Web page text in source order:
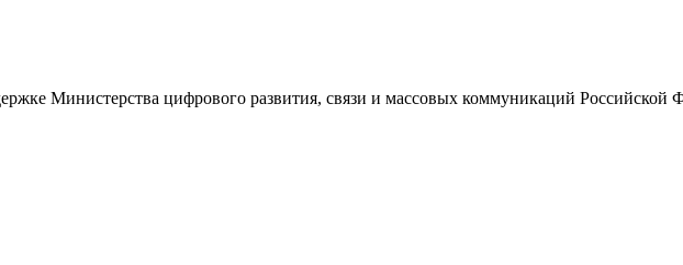
Министерства цифрового развития, связи и массовых коммуникаций Российской